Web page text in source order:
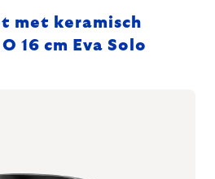
met keramisch
16 cm Eva Solo